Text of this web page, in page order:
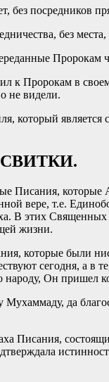
без посредников
без места,
Пророкам
к Пророкам в
не видели.
который
Писания,
вере, т.е.
В этих
жизни.
которые были
сегодня, а в
Он пришел
да
Писания,